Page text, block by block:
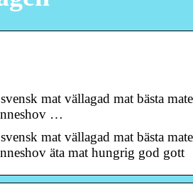
mat vällagad mat bästa
…
mat vällagad mat bästa
äta mat hungrig god gott